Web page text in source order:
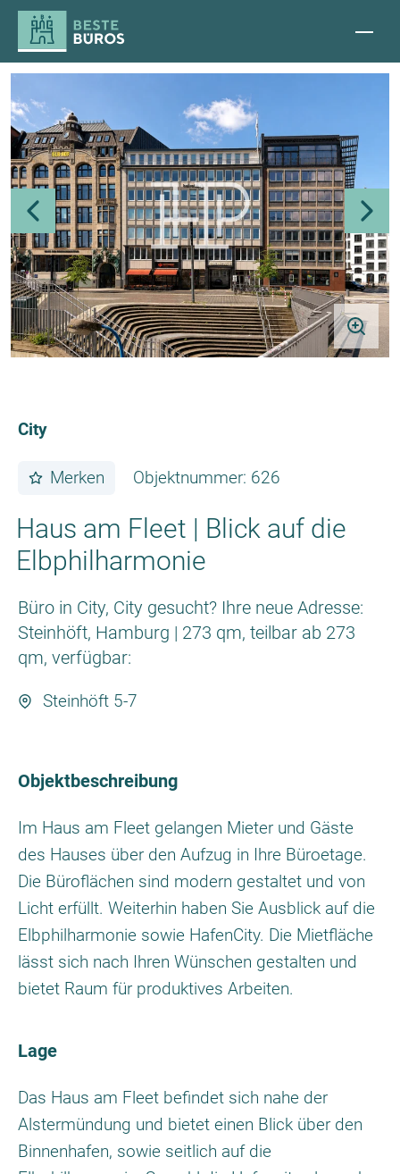
City
Merken Objektnummer: 626
Haus am Fleet | Blick auf die
Elbphilharmonie
Büro in City, City gesucht? Ihre neue Adresse:
Steinhöft, Hamburg | 273 qm, teilbar ab 273
qm, verfügbar:
Steinhöft 5-7
Objektbeschreibung
Im Haus am Fleet gelangen Mieter und Gäste
des Hauses über den Aufzug in Ihre Büroetage.
Die Büroflächen sind modern gestaltet und von
Licht erfüllt. Weiterhin haben Sie Ausblick auf die
Elbphilharmonie sowie HafenCity. Die Mietfläche
lässt sich nach Ihren Wünschen gestalten und
bietet Raum für produktives Arbeiten.
Lage
Das Haus am Fleet befindet sich nahe der
Alstermündung und bietet einen Blick über den
Binnenhafen, sowie seitlich auf die